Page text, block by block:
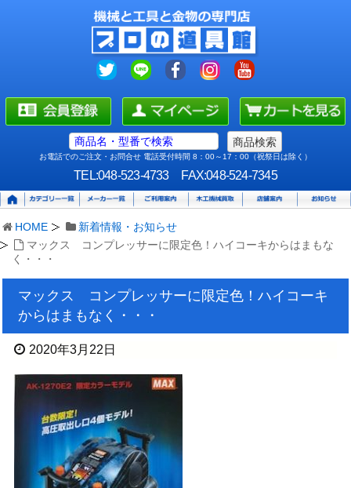
お電話でのご注文・お問合せ 電話受付時間 8：00～17：00（祝祭日は除く）
TEL:048-523-4733 FAX:048-524-7345
HOME
新着情報・お知らせ
マックス コンプレッサーに限定色！ハイコーキからはまもな
く・・・
マックス コンプレッサーに限定色！ハイコーキ
からはまもなく・・・
2020年3月22日